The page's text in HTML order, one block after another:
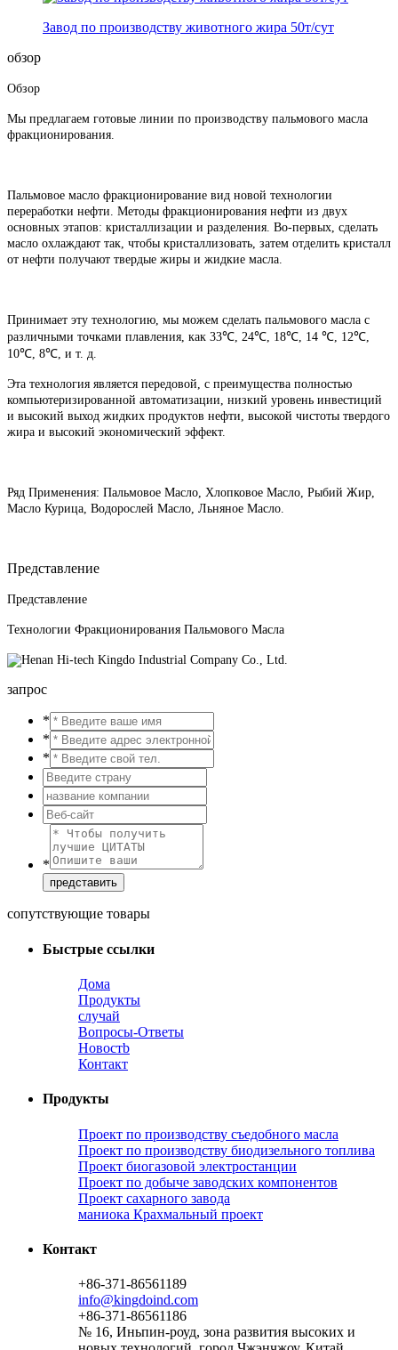
Завод по производству животного жира 50т/сут
обзор
Обзор
Мы предлагаем готовые линии по производству пальмового масла
фракционирования.
Пальмовое масло фракционирование вид новой технологии
переработки нефти. Методы фракционирования нефти из двух
основных этапов: кристаллизации и разделения. Во-первых, сделать
масло охлаждают так, чтобы кристаллизовать, затем отделить кристалл
от нефти получают твердые жиры и жидкие масла.
Принимает эту технологию, мы можем сделать пальмового масла с
различными точками плавления, как 33℃, 24℃, 18℃, 14 ℃, 12℃,
10℃, 8℃, и т. д.
Эта технология является передовой, с преимущества полностью
компьютеризированной автоматизации, низкий уровень инвестиций
и высокий выход жидких продуктов нефти, высокой чистоты твердого
жира и высокий экономический эффект.
Ряд Применения: Пальмовое Масло, Хлопковое Масло, Рыбий Жир,
Масло Курица, Водорослей Масло, Льняное Масло.
Представление
Представление
Технологии Фракционирования Пальмового Масла
запрос
*
*
*
*
сопутствующие товары
Быстрые ссылки
Дома
Продукты
случай
Вопросы-Ответы
Новостb
Контакт
Продукты
Проект по производству съедобного масла
Проект по производству биодизельного топлива
Проект биогазовой электростанции
Проект по добыче заводских компонентов
Проект сахарного завода
маниока Крахмальный проект
Контакт
+86-371-86561189
info@kingdoind.com
+86-371-86561186
№ 16, Иньпин-роуд, зона развития высоких и